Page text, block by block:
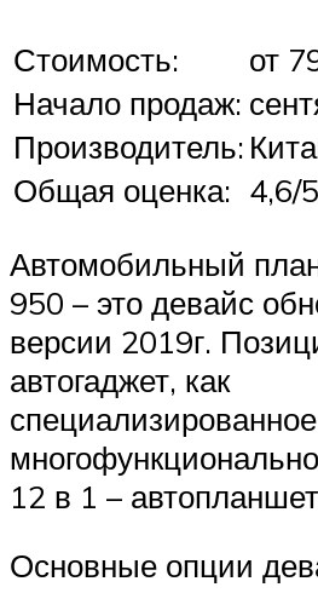
Стоимость:
от
Начало продаж:
Производитель:
Общая оценка: 4,6/5
Автомобильный
950 – это девайс
версии 2019г.
автогаджет, как
специализированное
12 в 1 –
Основные опции